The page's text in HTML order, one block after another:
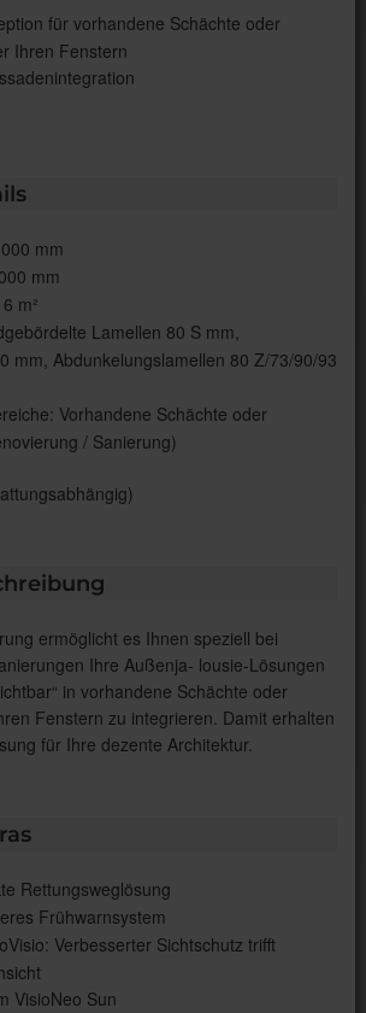
für vorhandene Schächte oder
Ihren Fenstern
mm
mm
m²
Lamellen 80 S mm,
mm, Abdunkelungslamellen 80 Z/73/90/93
Vorhandene Schächte oder
/ Sanierung)
ermöglicht es Ihnen speziell bei
Ihre Außenja- lousie-Lösungen
in vorhandene Schächte oder
Fenstern zu integrieren. Damit erhalten
für Ihre dezente Architektur.
Rettungsweglösung
Frühwarnsystem
Verbesserter Sichtschutz trifft
VisioNeo Sun